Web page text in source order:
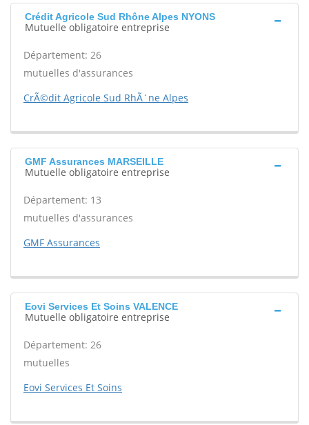
Crédit Agricole Sud Rhône Alpes NYONS
Mutuelle obligatoire entreprise
Département: 26
mutuelles d'assurances
CrÃ©dit Agricole Sud RhÃ´ne Alpes
GMF Assurances MARSEILLE
Mutuelle obligatoire entreprise
Département: 13
mutuelles d'assurances
GMF Assurances
Eovi Services Et Soins VALENCE
Mutuelle obligatoire entreprise
Département: 26
mutuelles
Eovi Services Et Soins